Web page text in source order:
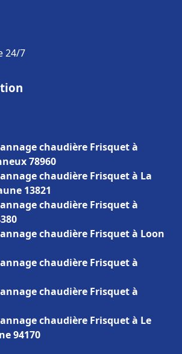
24/7
chaudière Frisquet à
78960
chaudière Frisquet à La
13821
chaudière Frisquet à
chaudière Frisquet à Loon
chaudière Frisquet à
chaudière Frisquet à
chaudière Frisquet à Le
94170